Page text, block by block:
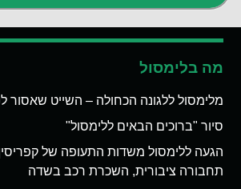
מה בלימסול
מלימסול ללגונה הכחולה – השייט שאסור
סיור "ברוכים הבאים ללימסול"
הגעה ללימסול משדות התעופה של
תחבורה ציבורית, השכרת רכב בשדה